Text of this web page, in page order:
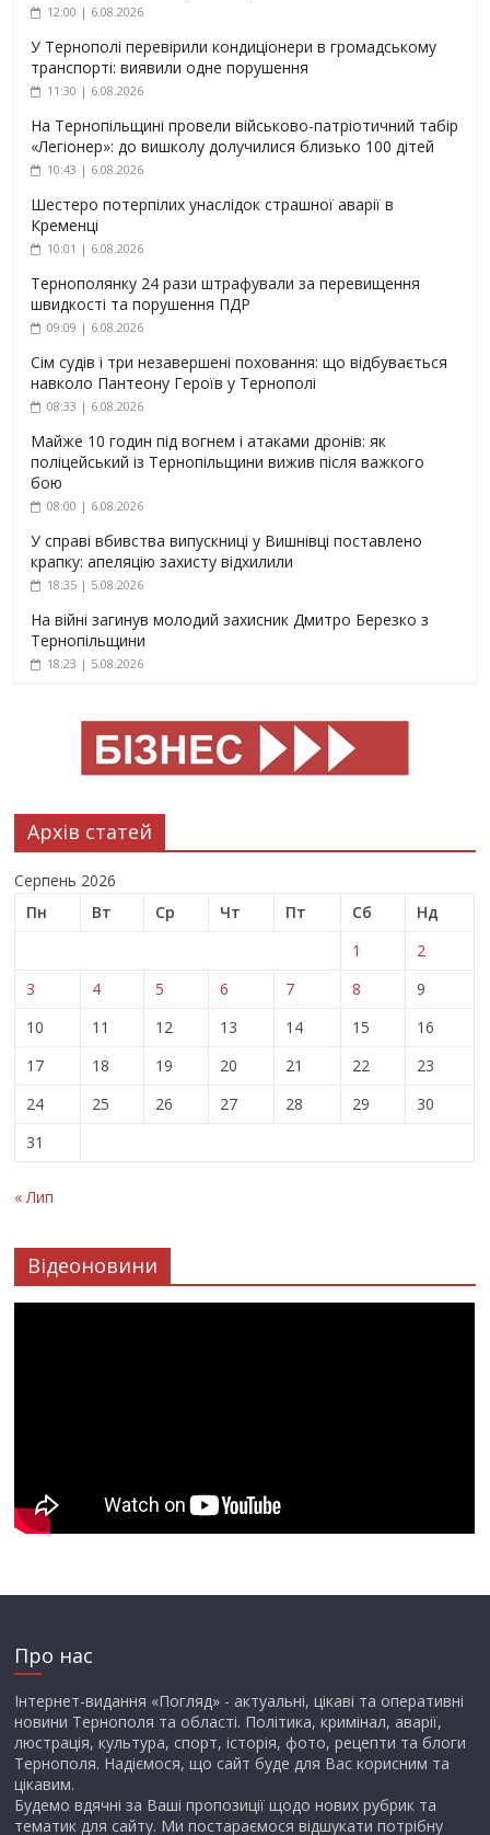
12:00 | 6.08.2026
У Тернополі перевірили кондиціонери в громадському
транспорті: виявили одне порушення
11:30 | 6.08.2026
На Тернопільщині провели військово-патріотичний табір
«Легіонер»: до вишколу долучилися близько 100 дітей
10:43 | 6.08.2026
Шестеро потерпілих унаслідок страшної аварії в
Кременці
10:01 | 6.08.2026
Тернополянку 24 рази штрафували за перевищення
швидкості та порушення ПДР
09:09 | 6.08.2026
Сім судів і три незавершені поховання: що відбувається
навколо Пантеону Героїв у Тернополі
08:33 | 6.08.2026
Майже 10 годин під вогнем і атаками дронів: як
поліцейський із Тернопільщини вижив після важкого
бою
08:00 | 6.08.2026
У справі вбивства випускниці у Вишнівці поставлено
крапку: апеляцію захисту відхилили
18:35 | 5.08.2026
На війні загинув молодий захисник Дмитро Березко з
Тернопільщини
18:23 | 5.08.2026
Архів статей
Серпень 2026
Пн
Вт Ср Чт Пт Сб
Нд
1
2
3
4 5 6 7 8
9
10
11 12 13 14 15
16
17
18 19 20 21 22
23
24
25 26 27 28 29
30
31
« Лип
Відеоновини
Про нас
Інтернет-видання «Погляд» - актуальні, цікаві та оперативні
новини Тернополя та області. Політика, кримінал, аварії,
люстрація, культура, спорт, історія, фото, рецепти та блоги
Тернополя. Надіємося, що сайт буде для Вас корисним та
цікавим.
Будемо вдячні за Ваші пропозиції щодо нових рубрик та
тематик для сайту. Ми постараємося відшукати потрібну